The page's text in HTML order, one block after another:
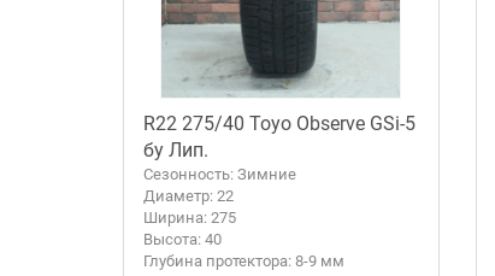
R22 275/40 Toyo Observe GSi-5
бу Лип.
Сезонность: Зимние
Диаметр: 22
Ширина: 275
Высота: 40
Глубина протектора: 8-9 мм